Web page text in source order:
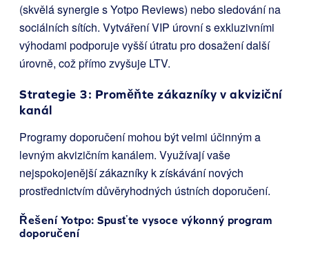
(skvělá synergie s Yotpo Reviews) nebo sledování na
sociálních sítích. Vytváření VIP úrovní s exkluzivními
výhodami podporuje vyšší útratu pro dosažení další
úrovně, což přímo zvyšuje LTV.
Strategie 3: Proměňte zákazníky v akviziční
kanál
Programy doporučení mohou být velmi účinným a
levným akvizičním kanálem. Využívají vaše
nejspokojenější zákazníky k získávání nových
prostřednictvím důvěryhodných ústních doporučení.
Řešení Yotpo: Spusťte vysoce výkonný program
doporučení